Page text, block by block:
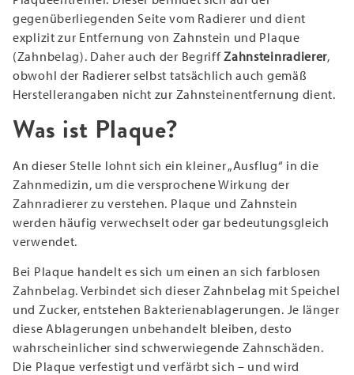
gegenüberliegenden Seite vom Radierer und dient
explizit zur Entfernung von Zahnstein und Plaque
(Zahnbelag). Daher auch der BegriffZahnsteinradierer,
obwohl der Radierer selbst tatsächlich auch gemäß
Herstellerangaben nicht zur Zahnsteinentfernung dient.
Was ist Plaque?
An dieser Stelle lohnt sich ein kleiner „Ausflug“ in die
Zahnmedizin, um die versprochene Wirkung der
Zahnradierer zu verstehen. Plaque und Zahnstein
werden häufig verwechselt oder gar bedeutungsgleich
verwendet.
Bei Plaque handelt es sich um einen an sich farblosen
Zahnbelag. Verbindet sich dieser Zahnbelag mit Speichel
und Zucker, entstehen Bakterienablagerungen. Je länger
diese Ablagerungen unbehandelt bleiben, desto
wahrscheinlicher sind schwerwiegende Zahnschäden.
Die Plaque verfestigt und verfärbt sich – und wird